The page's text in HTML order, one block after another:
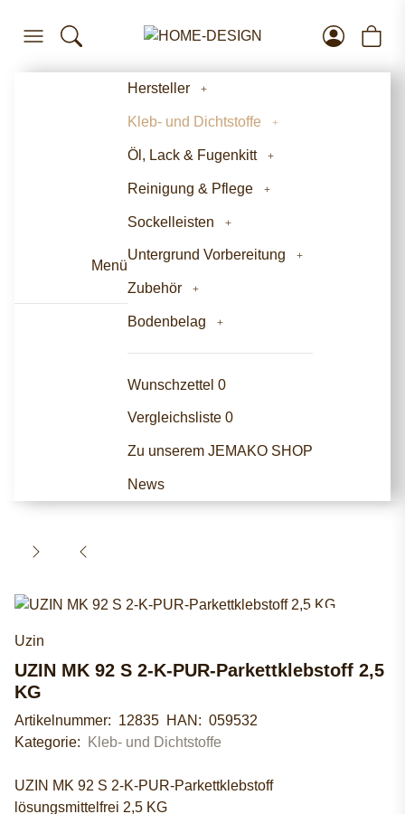
Menü
Hersteller
Kleb- und Dichtstoffe
Öl, Lack & Fugenkitt
Reinigung & Pflege
Sockelleisten
Untergrund Vorbereitung
Zubehör
Bodenbelag
Wunschzettel 0
Vergleichsliste 0
Zu unserem JEMAKO SHOP
News
Uzin
UZIN MK 92 S 2-K-PUR-Parkettklebstoff 2,5
KG
Artikelnummer: 12835 HAN: 059532
Kategorie:
Kleb- und Dichtstoffe
UZIN MK 92 S 2-K-PUR-Parkettklebstoff
lösungsmittelfrei 2,5 KG